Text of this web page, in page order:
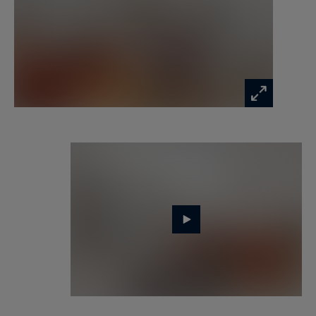
standing, ce bien séduit immédiatement par ses
beaux volumes, sa distribution harmonieuse et
Le vaste double séjour constitue le cœur de